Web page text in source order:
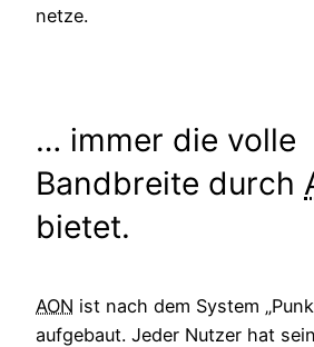
netze.
… immer die volle
Bandbreite durch
bietet.
AON ist nach dem System
aufgebaut. Jeder Nutzer hat